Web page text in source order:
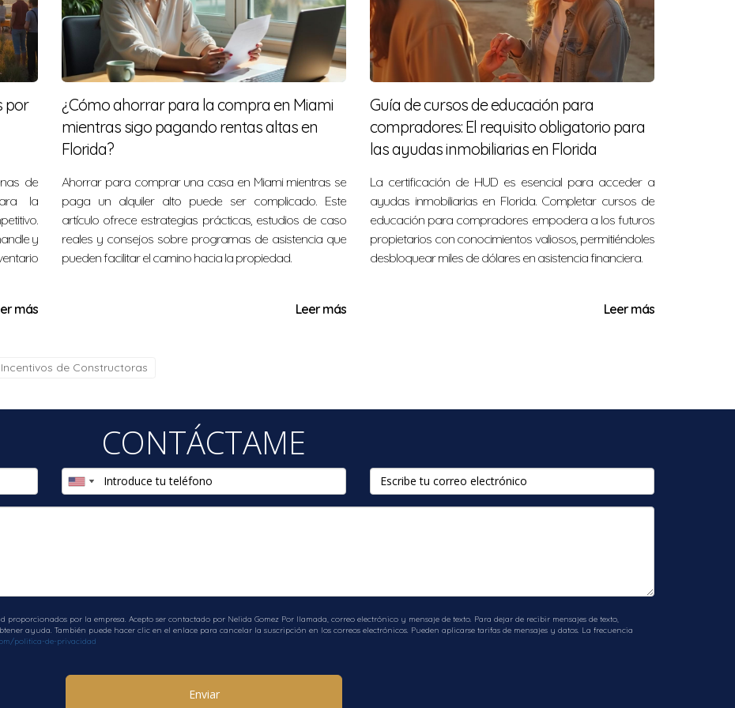
créditos?
Algunos pueden ofrecer hasta el 100% de los costos de cierre si están motivados por la venta rápida.
esto?
puede facilitar las negociaciones y asegurarte que obtengas las mejores condiciones posibles.
más preguntas o si necesitas ayuda personalizada en tu búsqueda de casa nueva.
actual; estoy aquí para ayudarte a encontrar soluciones efectivas.
estrategias como Flex Cash. Si deseas discutir cómo cubrir tus costos de cierre o cualquier otro aspecto del
Estoy lista para guiarte hacia tu nuevo hogar.
por
de
la
y
más
¿Cómo ahorrar para la compra en Miami
mientras sigo pagando rentas altas en
Florida?
Ahorrar para comprar una casa en Miami mientras se
paga un alquiler alto puede ser complicado. Este
artículo ofrece estrategias prácticas, estudios de caso
reales y consejos sobre programas de asistencia que
pueden facilitar el camino hacia la propiedad.
Leer más
Guía de cursos de educación para
compradores: El requisito obligatorio para
las ayudas inmobiliarias en Florida
La certificación de HUD es esencial para acceder a
ayudas inmobiliarias en Florida. Completar cursos de
educación para compradores empodera a los futuros
propietarios con conocimientos valiosos, permitiéndoles
desbloquear miles de dólares en asistencia financiera.
Leer más
Incentivos de Constructoras
CONTÁCTAME
por la empresa. Acepto ser contactado por Nelida Gomez Por llamada, correo electrónico y mensaje de texto. Para dejar de recibir mensajes de texto,
ayuda. También puede hacer clic en el enlace para cancelar la suscripción en los correos electrónicos. Pueden aplicarse tarifas de mensajes y datos. La frecuencia
politica-de-privacidad
Enviar